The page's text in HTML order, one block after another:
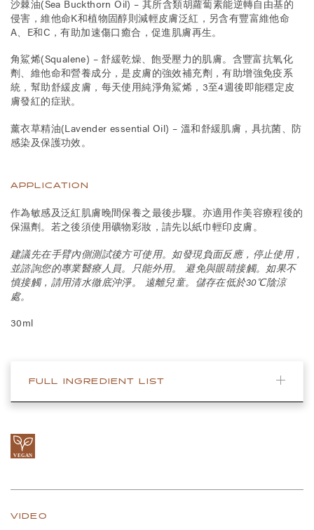
沙棘油(Sea Buckthorn Oil) – 其所含類胡蘿蔔素能逆轉自由基的
侵害，維他命K和植物固醇則減輕皮膚泛紅，另含有豐富維他命
A、E和C，有助加速傷口癒合，促進肌膚再生。
角鯊烯(Squalene) – 舒緩乾燥、飽受壓力的肌膚。含豐富抗氧化
劑、維他命和營養成分，是皮膚的強效補充劑，有助增強免疫系
統，幫助舒緩皮膚，每天使用純淨角鯊烯，3至4週後即能穩定皮
膚發紅的症狀。
薰衣草精油(Lavender essential Oil) – 溫和舒緩肌膚，具抗菌、防
感染及保護功效。
APPLICATION
作為敏感及泛紅肌膚晚間保養之最後步驟。亦適用作美容療程後的
保濕劑。若之後須使用礦物彩妝，請先以紙巾輕印皮膚。
建議先在手臂內側測試後方可使用。如發現負面反應，停止使用，
並諮詢您的專業醫療人員。只能外用。 避免與眼睛接觸。如果不
慎接觸，請用清水徹底沖淨。 遠離兒童。儲存在低於30℃陰涼
處。
30ml
FULL INGREDIENT LIST
VIDEO